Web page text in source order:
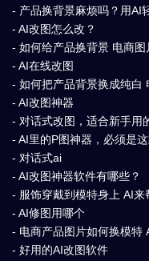
- 产品换背景麻烦吗？用AI
- AI改图怎么改？
- 如何给产品换背景 电商图
- AI在线改图
- 如何把产品背景换成纯白
- AI改图神器
- 对话式改图，适合新手用
- AI里的P图神器，必须是
- 对话式ai
- AI改图神器软件有哪些？
- 服饰穿戴到模特身上 AI来
- AI修图用哪个
- 电商产品图片如何换模特
- 好用的AI改图软件